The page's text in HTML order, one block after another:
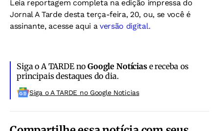
Leia reportagem completa na edição impressa do
Jornal A Tarde desta terça-feira, 20, ou, se você é
assinante, acesse aqui a versão digital.
Siga o A TARDE noGoogle Notíciase receba os
principais destaques do dia.
Siga o A TARDE no Google Noticias